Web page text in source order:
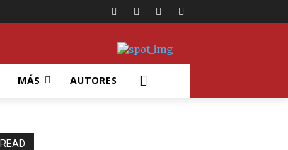
MÁS AUTORES